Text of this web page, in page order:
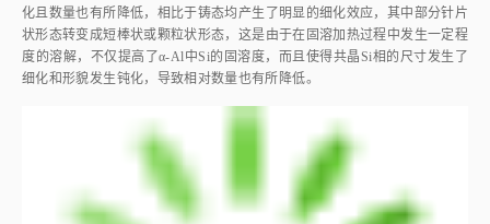
化且数量也有所降低，相比于铸态均产生了明显的细化效应，其中部分针片
状形态转变成短棒状或颗粒状形态，这是由于在固溶加热过程中发生一定程
度的溶解，不仅提高了α‑Al中Si的固溶度，而且使得共晶Si相的尺寸发生了
细化和形貌发生钝化，导致相对数量也有所降低。